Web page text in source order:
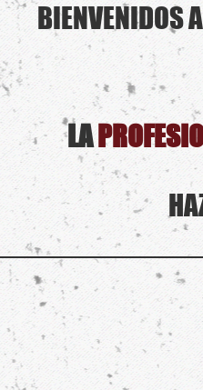
BIENVENIDOS
LA